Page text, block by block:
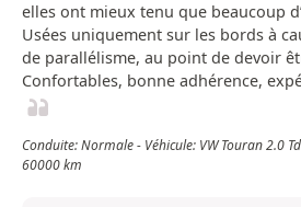
elles ont mieux tenu que beaucoup
Usées uniquement sur les bords à
de parallélisme, au point de devoir
Confortables, bonne adhérence,
Conduite: Normale - Véhicule: VW Touran 2.0
60000 km